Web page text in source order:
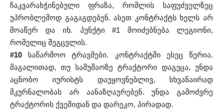
ჩაკვარახჭინებული ფრაზა, რომლის საფუძველზეც
უპრობლემოდ გაგაგდებენ. ასეთ კონტრაქტს ხელს არ
მოაწერ და იხ. პუნქტი #1 მოიძებნება ლეგიონი,
რომელიც შეგცვლის.
#10 საწარმოო ტრავმები. კონტრაქტში ესეც წერია.
მაგალითად, თუ სამუშაოზე ტრაქტორი დაგეცა, უნდა
აცნობო იურისტს დაუყოვნებლივ, სხვანაირად
მკურნალობას არ აანაზღაურებენ. უნდა გამოძვრე
ტრაქტორის ქვეშიდან და დარეკო, პირადად.